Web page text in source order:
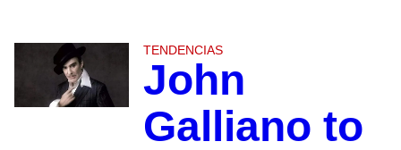
TENDENCIAS
John
Galliano to